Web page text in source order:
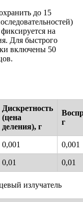
до 15
на
Для быстрого
включены 50
Дискретность
(цена
деления), г
г
0,001 0,001
0,01 0,01
излучатель